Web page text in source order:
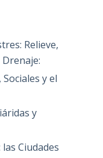
Relieve,
y el
y
Ciudades